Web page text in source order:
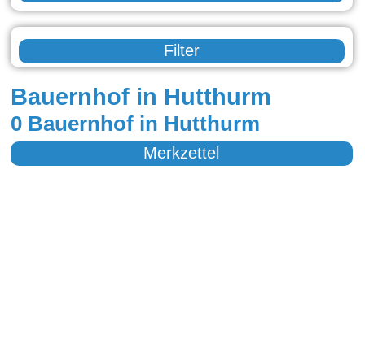
Filter
Bauernhof in Hutthurm
0 Bauernhof in Hutthurm
Merkzettel